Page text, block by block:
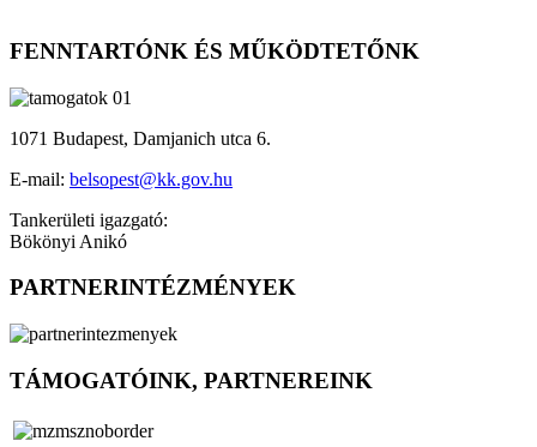
FENNTARTÓNK ÉS MŰKÖDTETŐNK
1071 Budapest, Damjanich utca 6.
E-mail: belsopest@kk.gov.hu
Tankerületi igazgató:
Bökönyi Anikó
PARTNERINTÉZMÉNYEK
TÁMOGATÓINK, PARTNEREINK